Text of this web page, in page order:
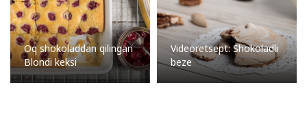
Oq shokoladdan qilingan
Blondi keksi
Videoretsept: Shokoladli
beze